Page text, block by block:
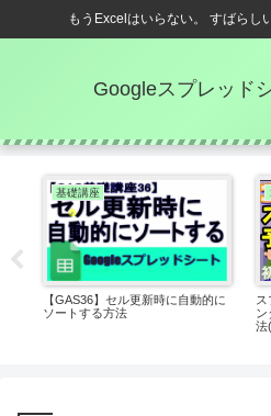
もうExcelはいらない。 すばらし
Googleスプレッド
基礎講座
【GAS36】セル更新時に自動的に
ソートする方法
ス
ン
法